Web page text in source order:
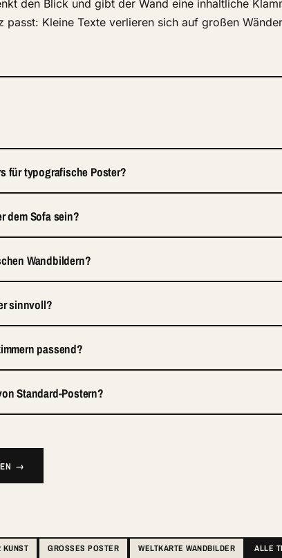
den Blick und gibt der Wand eine inhaltliche
Kleine Texte verlieren sich auf großen
für typografische Poster?
dem Sofa sein?
Wandbildern?
sinnvoll?
passend?
Standard-Postern?
→
KUNST GROSSES POSTER WELTKARTE WANDBILDER ALLE